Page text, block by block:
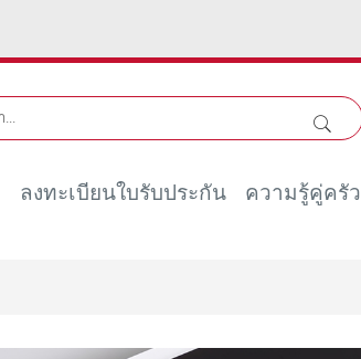
ลงทะเบียนใบรับประกัน ความรู้คู่ครัว